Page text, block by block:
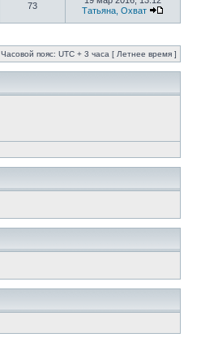
73
Татьяна, Охват
Часовой пояс: UTC + 3 часа [ Летнее время ]